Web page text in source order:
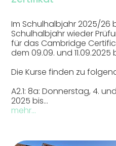
Im Schulhalbjahr 2025/26
Schulhalbjahr wieder
für das Cambridge
dem 09.09. und 11.09.2025
Die Kurse finden zu
A2.1: 8a: Donnerstag, 4.
2025 bis…
mehr...